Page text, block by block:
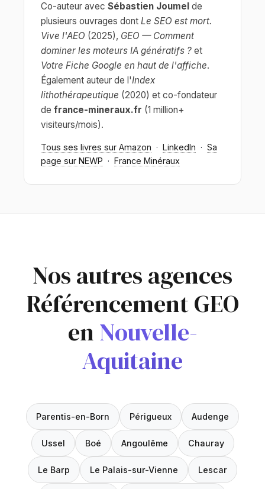
Co-auteur avec Sébastien Joumel de
plusieurs ouvrages dont Le SEO est mort.
Vive l'AEO (2025), GEO — Comment
dominer les moteurs IA génératifs ? et
Votre Fiche Google en haut de l'affiche.
Également auteur de l'Index
lithothérapeutique (2020) et co-fondateur
de france-mineraux.fr (1 million+
visiteurs/mois).
Tous ses livres sur Amazon · LinkedIn · Sa
page sur NEWP · France Minéraux
Nos autres agences
Référencement GEO
en Nouvelle-
Aquitaine
Parentis-en-Born Périgueux Audenge
Ussel Boé Angoulême Chauray
Le Barp Le Palais-sur-Vienne Lescar